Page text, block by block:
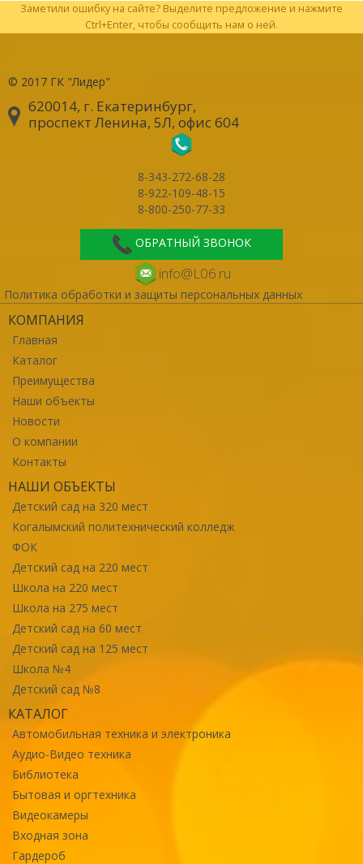
Заметили ошибку на сайте? Выделите предложение и нажмите
Ctrl+Enter, чтобы сообщить нам о ней.
© 2017 ГК "Лидер"
620014, г. Екатеринбург,
проспект Ленина, 5Л, офис 604
8-343-272-68-28
8-922-109-48-15
8-800-250-77-33
ОБРАТНЫЙ ЗВОНОК
info@L06.ru
Политика обработки и защиты персональных данных
КОМПАНИЯ
Главная
Каталог
Преимущества
Наши объекты
Новости
О компании
Контакты
НАШИ ОБЪЕКТЫ
Детский сад на 320 мест
Когалымский политехнический колледж
ФОК
Детский сад на 220 мест
Школа на 220 мест
Школа на 275 мест
Детский сад на 60 мест
Детский сад на 125 мест
Школа №4
Детский сад №8
КАТАЛОГ
Автомобильная техника и электроника
Аудио-Видео техника
Библиотека
Бытовая и оргтехника
Видеокамеры
Входная зона
Гардероб